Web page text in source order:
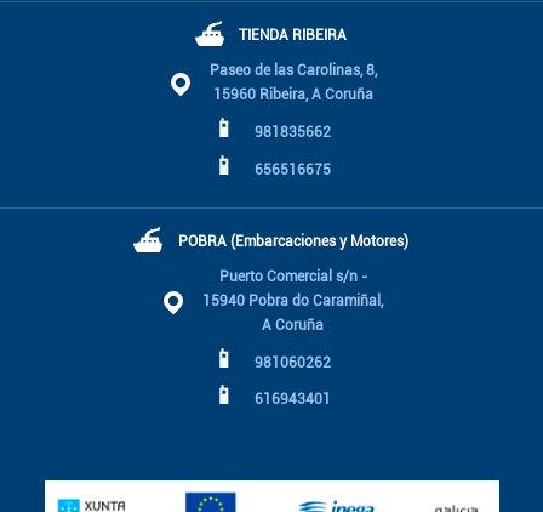
⛴ TIENDA RIBEIRA
Paseo de las Carolinas, 8,
15960 Ribeira, A Coruña
📱 981835662
📱 656516675
⛴ POBRA (Embarcaciones y Motores)
Puerto Comercial s/n -
15940 Pobra do Caramiñal,
A Coruña
📱 981060262
📱 616943401